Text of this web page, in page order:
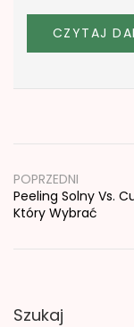
CZYTAJ
wpisu
POPRZEDNI
Peeling Solny Vs.
Który Wybrać
Szukaj